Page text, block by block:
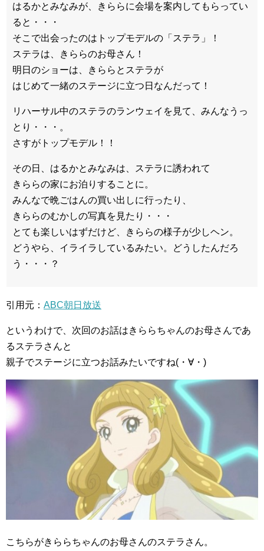
はるかとみなみが、きららに会場を案内してもらってい
ると・・・
そこで出会ったのはトップモデルの「ステラ」！
ステラは、きららのお母さん！
明日のショーは、きららとステラが
はじめて一緒のステージに立つ日なんだって！
リハーサル中のステラのランウェイを見て、みんなうっ
とり・・・。
さすがトップモデル！！
その日、はるかとみなみは、ステラに誘われて
きららの家にお泊りすることに。
みんなで晩ごはんの買い出しに行ったり、
きららのむかしの写真を見たり・・・
とても楽しいはずだけど、きららの様子が少しヘン。
どうやら、イライラしているみたい。どうしたんだろ
う・・・？
引用元： ABC朝日放送
というわけで、次回のお話はきららちゃんのお母さんであ
るステラさんと
親子でステージに立つお話みたいですね(・∀・)
こちらがきららちゃんのお母さんのステラさん。